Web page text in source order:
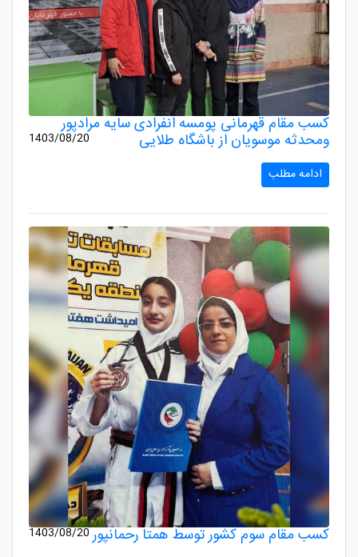
كسب مقام قهرمانى پومسه انفرادى سايه مرادپور
ومحدثه موسويان از باشگاه طلایى 1403/08/20
ادامه مطلب
کسب مقام سوم کشور توسط همتا رحمانپور1403/08/20